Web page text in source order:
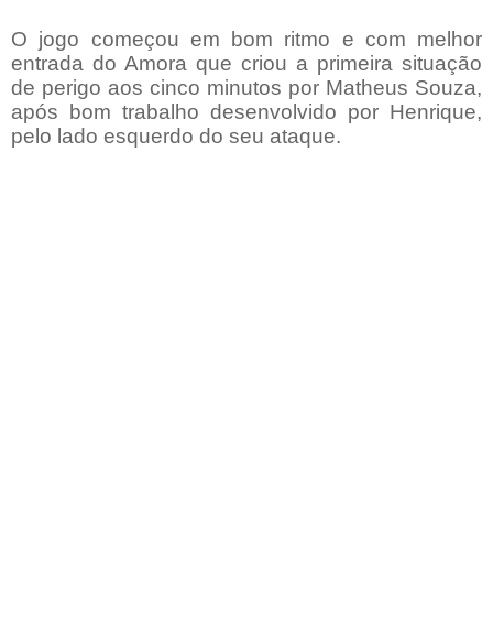
O jogo começou em bom ritmo e com melhor
entrada do Amora que criou a primeira situação
de perigo aos cinco minutos por Matheus Souza,
após bom trabalho desenvolvido por Henrique,
pelo lado esquerdo do seu ataque.